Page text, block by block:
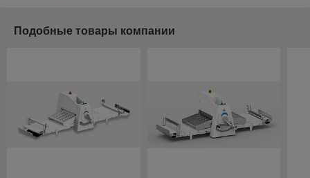
Подобные товары компании